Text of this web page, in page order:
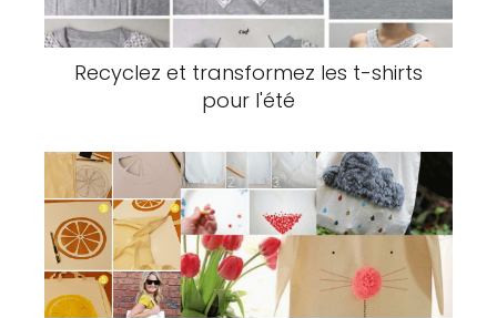
Recyclez et transformez les t-shirts
pour l'été